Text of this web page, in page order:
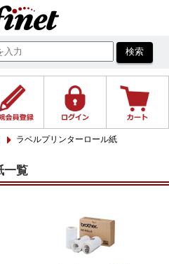
ラベルプリンターロール紙
一覧